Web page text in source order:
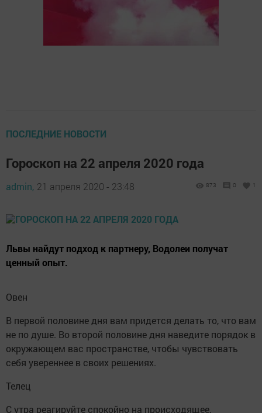
ПОСЛЕДНИЕ НОВОСТИ
Гороскоп на 22 апреля 2020 года
admin, 21 апреля 2020 - 23:48 873 0 1
Львы найдут подход к партнеру, Водолеи получат
ценный опыт.
Овен
В первой половине дня вам придется делать то, что вам
не по душе. Во второй половине дня наведите порядок в
окружающем вас пространстве, чтобы чувствовать
себя увереннее в своих решениях.
Телец
С утра реагируйте спокойно на происходящее,